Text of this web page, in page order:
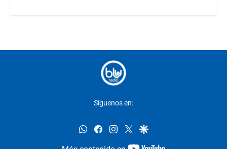
Síguenos en:
whatsappfacebookinstagram
twittergoogle